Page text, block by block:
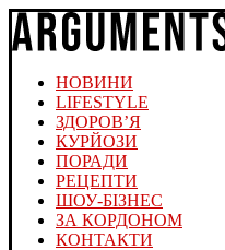
НОВИНИ
LIFESTYLE
ЗДОРОВ’Я
КУРЙОЗИ
ПОРАДИ
РЕЦЕПТИ
ШОУ-БІЗНЕС
ЗА КОРДОНОМ
КОНТАКТИ